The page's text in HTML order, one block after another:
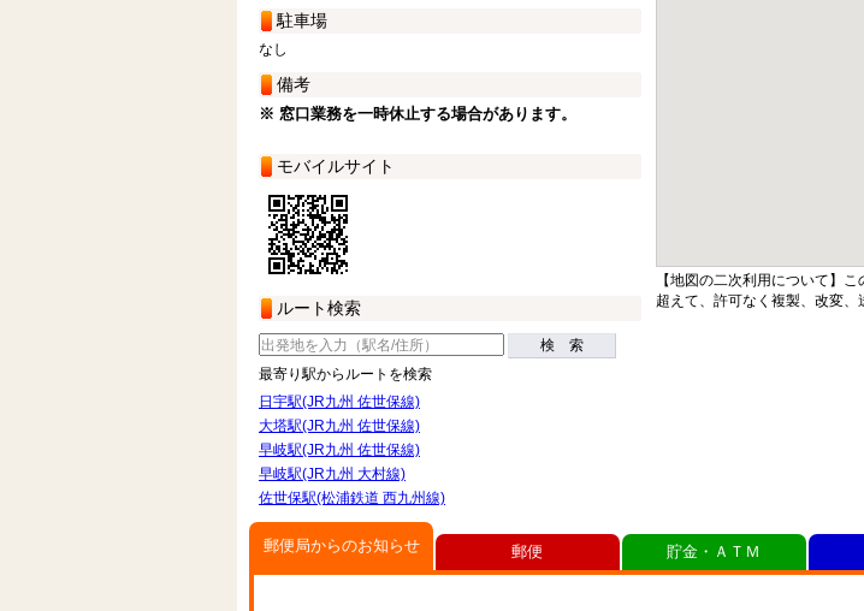
駐車場
なし
備考
※ 窓口業務を一時休止する場合があります。
モバイルサイト
ルート検索
検 索
最寄り駅からルートを検索
日宇駅(JR九州 佐世保線)
大塔駅(JR九州 佐世保線)
早岐駅(JR九州 佐世保線)
早岐駅(JR九州 大村線)
佐世保駅(松浦鉄道 西九州線)
【地図の二次利用について】
超えて、許可なく複製、改変、
郵便局からのお知らせ 郵便 貯金・ＡＴＭ